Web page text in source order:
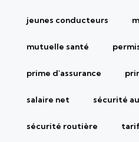
jeunes conducteurs
mutuelle santé
prime d'assurance
salaire net sécurité
sécurité routière